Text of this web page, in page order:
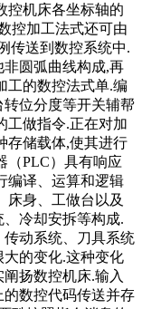
控机床各坐标轴的
控加工法式还可由
传送到数控系统中.
圆弧曲线构成,再
工的数控法式单.编
位分度等开关辅帮
工做指令.正在对加
存储载体,使其进行
（PLC）具有响应
编译、运算和逻辑
床身、工做台以及
冷却安拆等构成.
动系统、刀具系统
的变化.这种变化
扬数控机床.输入
数控代码传送并存